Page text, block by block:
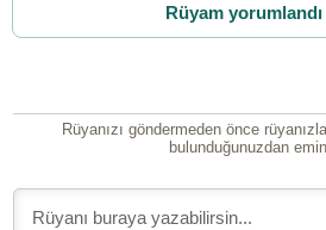
Rüyam yorumlandı
Rüyanızı göndermeden önce
bulunduğunuzdan